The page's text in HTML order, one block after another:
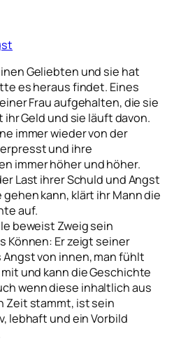
Geliebten und sie hat
es heraus findet. Eines
Frau aufgehalten, die sie
Geld und sie läuft davon.
immer wieder von der
und ihre
immer höher und höher.
Last ihrer Schuld und Angst
kann, klärt ihr Mann die
auf.
beweist Zweig sein
Er zeigt seiner
von innen, man fühlt
und kann die Geschichte
wenn diese inhaltlich aus
Zeit stammt, ist sein
lebhaft und ein Vorbild